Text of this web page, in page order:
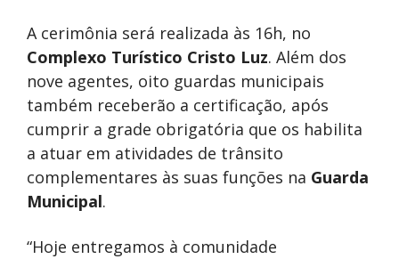
A cerimônia será realizada às 16h, no
Complexo Turístico Cristo Luz. Além dos
nove agentes, oito guardas municipais
também receberão a certificação, após
cumprir a grade obrigatória que os habilita
a atuar em atividades de trânsito
complementares às suas funções na Guarda
Municipal.
“Hoje entregamos à comunidade